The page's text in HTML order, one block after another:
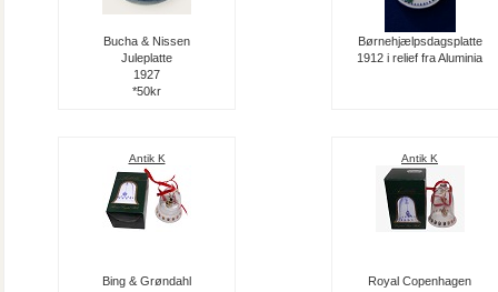
Bucha & Nissen
Juleplatte
1927
*50kr
Børnehjælpsdagsplatte
1912 i relief fra Aluminia
Antik K
Bing & Grøndahl
Antik K
Royal Copenhagen